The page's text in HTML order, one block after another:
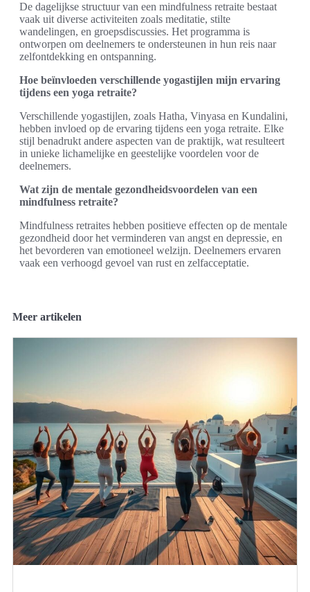
De dagelijkse structuur van een mindfulness retraite bestaat
vaak uit diverse activiteiten zoals meditatie, stilte
wandelingen, en groepsdiscussies. Het programma is
ontworpen om deelnemers te ondersteunen in hun reis naar
zelfontdekking en ontspanning.
Hoe beïnvloeden verschillende yogastijlen mijn ervaring
tijdens een yoga retraite?
Verschillende yogastijlen, zoals Hatha, Vinyasa en Kundalini,
hebben invloed op de ervaring tijdens een yoga retraite. Elke
stijl benadrukt andere aspecten van de praktijk, wat resulteert
in unieke lichamelijke en geestelijke voordelen voor de
deelnemers.
Wat zijn de mentale gezondheidsvoordelen van een
mindfulness retraite?
Mindfulness retraites hebben positieve effecten op de mentale
gezondheid door het verminderen van angst en depressie, en
het bevorderen van emotioneel welzijn. Deelnemers ervaren
vaak een verhoogd gevoel van rust en zelfacceptatie.
Meer artikelen